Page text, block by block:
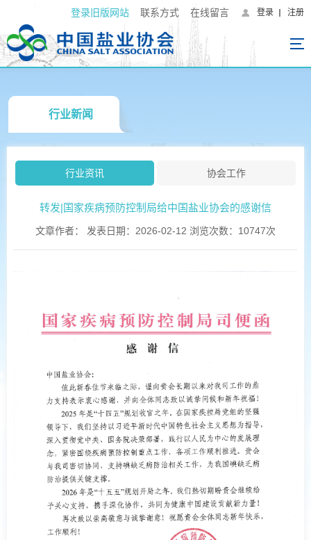
登录旧版网站 联系方式 在线留言 登录 注册
行业新闻
行业资讯 协会工作
转发|国家疾病预防控制局给中国盐业协会的感谢信
文章作者： 发表日期：2026-02-12 浏览次数：10747次